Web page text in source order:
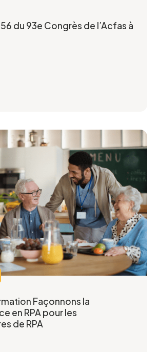
du 93e Congrès de l’Acfas à
Façonnons la
en RPA pour les
de RPA
de mes informations,
confidentialité du CCEG.